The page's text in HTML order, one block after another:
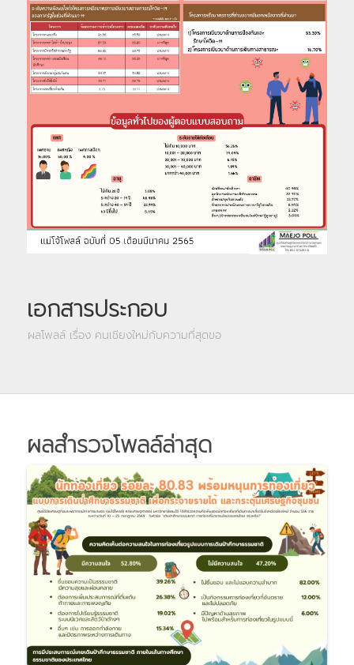
เอกสารประกอบ
ผลโพลล์ เรื่อง คนเชียงใหม่กับความที่สุดขอ
ผลสำรวจโพลล์ล่าสุด